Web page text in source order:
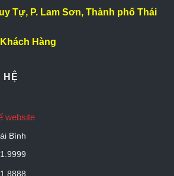
Tự, P. Lam Sơn, Thành phố Thái
Hàng
HỆ
website
Bình